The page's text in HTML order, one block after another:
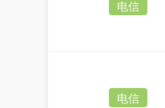
电信
电信